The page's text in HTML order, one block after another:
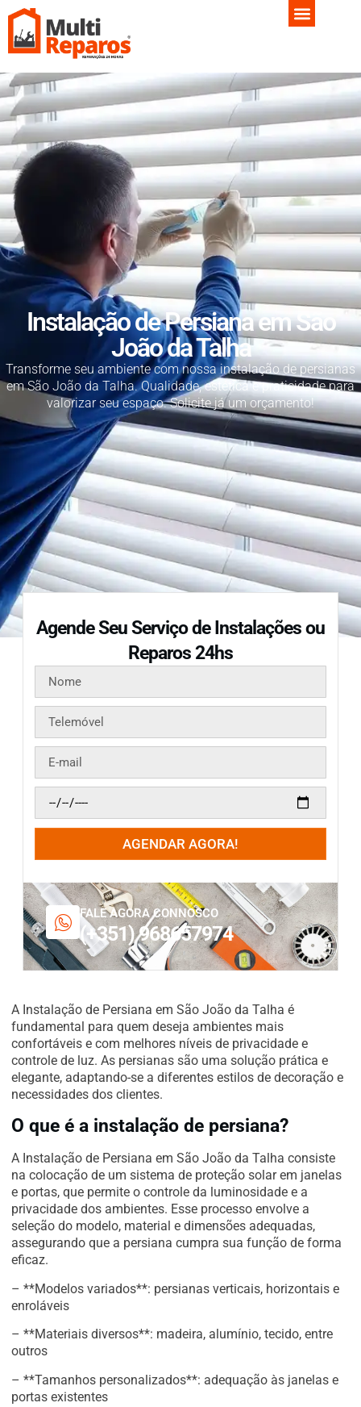
Instalação de Persiana em São
João da Talha
Transforme seu ambiente com nossa instalação de persianas
em São João da Talha. Qualidade, estética e praticidade para
valorizar seu espaço. Solicite já um orçamento!
Agende Seu Serviço de Instalações ou
Reparos 24hs
AGENDAR AGORA!
FALE AGORA CONNOSCO
(+351) 968657974
A Instalação de Persiana em São João da Talha é
fundamental para quem deseja ambientes mais
confortáveis e com melhores níveis de privacidade e
controle de luz. As persianas são uma solução prática e
elegante, adaptando-se a diferentes estilos de decoração e
necessidades dos clientes.
O que é a instalação de persiana?
A Instalação de Persiana em São João da Talha consiste
na colocação de um sistema de proteção solar em janelas
e portas, que permite o controle da luminosidade e a
privacidade dos ambientes. Esse processo envolve a
seleção do modelo, material e dimensões adequadas,
assegurando que a persiana cumpra sua função de forma
eficaz.
– **Modelos variados**: persianas verticais, horizontais e
enroláveis
– **Materiais diversos**: madeira, alumínio, tecido, entre
outros
– **Tamanhos personalizados**: adequação às janelas e
portas existentes